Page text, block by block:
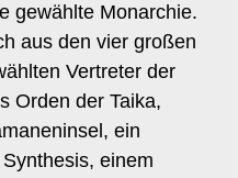
gewählte Monarchie.
aus den vier großen
Vertreter der
Orden der Taika,
ein
einem